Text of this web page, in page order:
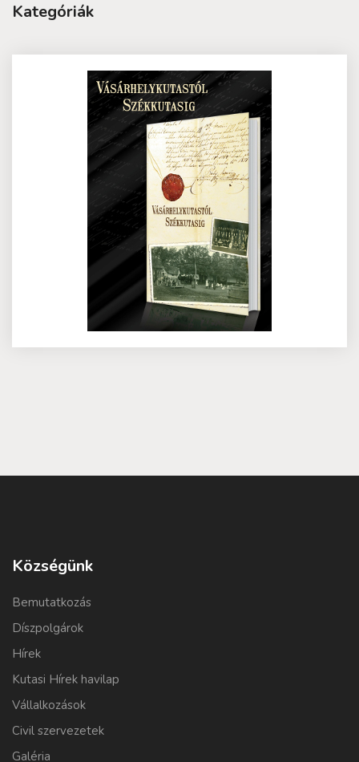
Kategóriák
Községünk
Bemutatkozás
Díszpolgárok
Hírek
Kutasi Hírek havilap
Vállalkozások
Civil szervezetek
Galéria